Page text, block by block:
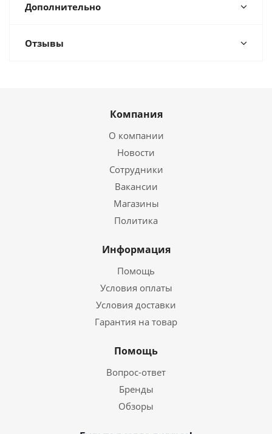
Дополнительно
Отзывы
Компания
О компании
Новости
Сотрудники
Вакансии
Магазины
Политика
Информация
Помощь
Условия оплаты
Условия доставки
Гарантия на товар
Помощь
Вопрос-ответ
Бренды
Обзоры